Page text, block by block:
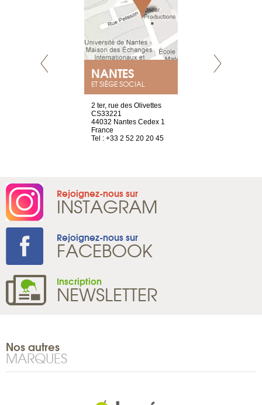
NANTES
ET SIÈGE SOCIAL
2 ter, rue des Olivettes
CS33221
44032 Nantes Cedex 1
France
Tel : +33 2 52 20 20 45
Rejoignez-nous sur
INSTAGRAM
Rejoignez-nous sur
FACEBOOK
Inscription
NEWSLETTER
Nos autres
MARQUES